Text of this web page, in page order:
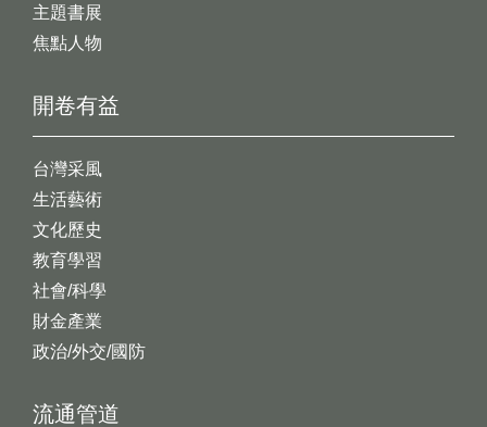
開卷有益
台灣采風
生活藝術
文化歷史
教育學習
社會/科學
財金產業
政治/外交/國防
主題書展
焦點人物
流通管道